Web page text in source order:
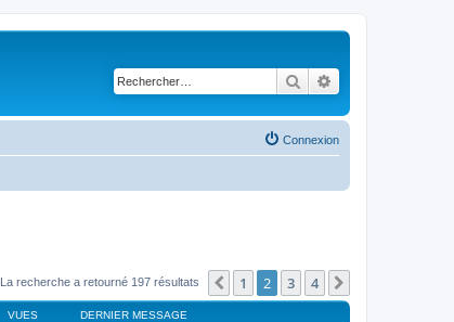
Rechercher
Connexion
La recherche a retourné 197 résultats Précédent
1 2 3 4
VUES DERNIER MESSAGE